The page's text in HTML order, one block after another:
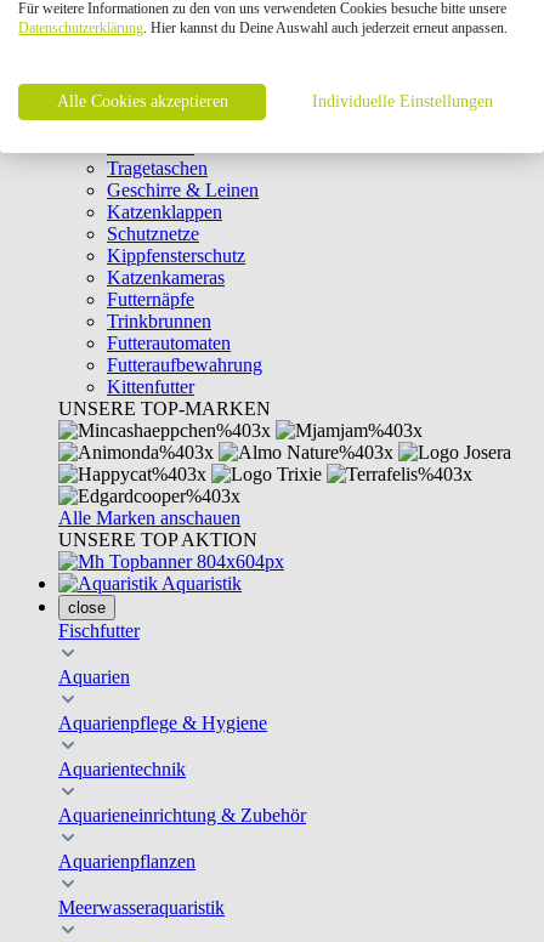
Intelligenzspielzeug
Laserpointer & Elektrospielzeug
Clicker & Target Sticks für Katzen
Weiteres Katzenspielzeug
Transportboxen
Tragetaschen
Geschirre & Leinen
Katzenklappen
Schutznetze
Kippfensterschutz
Katzenkameras
Futternäpfe
Trinkbrunnen
Futterautomaten
Futteraufbewahrung
Kittenfutter
UNSERE TOP-MARKEN
Alle Marken anschauen
UNSERE TOP AKTION
Aquaristik
close
Fischfutter
Aquarien
Aquarienpflege & Hygiene
Aquarientechnik
Aquarieneinrichtung & Zubehör
Aquarienpflanzen
Meerwasseraquaristik
Für weitere Informationen zu den von uns verwendeten Cookies besuche bitte unsere
Datenschutzerklärung. Hier kannst du Deine Auswahl auch jederzeit erneut anpassen.
Alle Cookies akzeptieren Individuelle Einstellungen